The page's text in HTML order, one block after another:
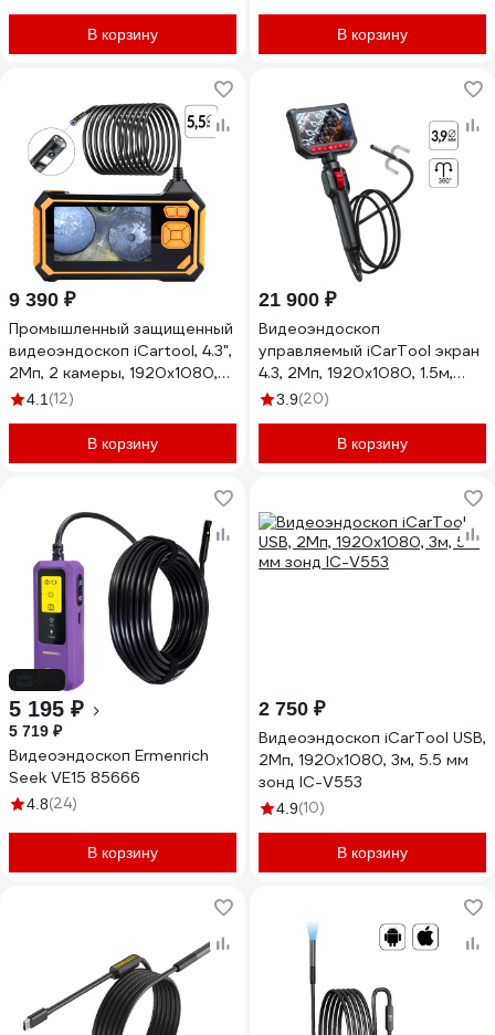
В корзину В корзину
9 390 ₽
Промышленный защищенный
видеоэндоскоп iCartool, 4.3",
2Мп, 2 камеры, 1920х1080,
3м, 5.5 мм, IC-V117
4.1 (12)
В корзину
21 900 ₽
Видеоэндоскоп
управляемый iCarTool экран
4.3, 2Мп, 1920x1080, 1.5м,
зонд 3.9мм, 360 IC-VC153
3.9(20)
В корзину
5 195 ₽
5 719 ₽
Видеоэндоскоп Ermenrich
Seek VE15 85666
4.8(24)
В корзину
2 750 ₽
Видеоэндоскоп iCarTool USB,
2Мп, 1920x1080, 3м, 5.5 мм
зонд IC-V553
4.9(10)
В корзину